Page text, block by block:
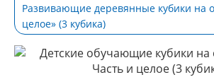
Развивающие деревянные кубики на
целое» (3 кубика)